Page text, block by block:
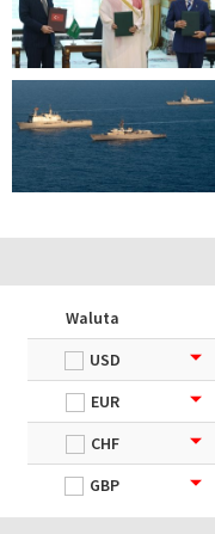
Waluta
USD
EUR
CHF
GBP